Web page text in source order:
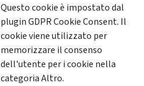
Questo cookie è impostato dal
plugin GDPR Cookie Consent. Il
cookie viene utilizzato per
memorizzare il consenso
dell'utente per i cookie nella
categoria Altro.